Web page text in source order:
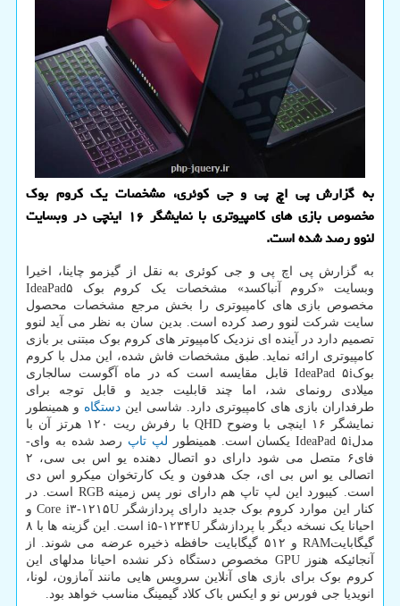
به گزارش پی اچ پی و جی کوئری، مشخصات یک کروم بوک
مخصوص بازی های کامپیوتری با نمایشگر ۱۶ اینچی در وبسایت
لنوو رصد شده است.
به گزارش پی اچ پی و جی کوئری به نقل از گیزمو چاینا، اخیرا
وبسایت «کروم آنباکسد» مشخصات یک کروم بوک IdeaPad۵
مخصوص بازی های کامپیوتری را بخش مرجع مشخصات محصول
سایت شرکت لنوو رصد کرده است. بدین سان به نظر می آید لنوو
تصمیم دارد در آینده ای نزدیک کامپیوتر های کروم بوک مبتنی بر بازی
کامپیوتری ارائه نماید. طبق مشخصات فاش شده، این مدل با کروم
بوکIdeaPad ۵i قابل مقایسه است که در ماه آگوست سالجاری
میلادی رونمای شد، اما چند قابلیت جدید و قابل توجه برای
طرفداران بازی های کامپیوتری دارد. شاسی این دستگاه و همینطور
نمایشگر ۱۶ اینچی با وضوح QHD با رفرش ریت ۱۲۰ هرتز آن با
مدلIdeaPad ۵i یکسان است. همینطور
لپ تاپ رصد شده به وای-
فای۶ متصل می شود دارای دو اتصال دهنده یو اس بی سی، ۲
اتصالی یو اس بی ای، جک هدفون و یک کارتخوان میکرو اس دی
است. کیبورد این لپ تاپ هم دارای نور پس زمینه RGB است. در
کنار این موارد کروم بوک جدید دارای پردازشگر Core i۳-۱۲۱۵U و
احیانا یک نسخه دیگر با پردازشگر i۵-۱۲۳۴U است. این گزینه ها با ۸
گیگابایتRAM و ۵۱۲ گیگابایت حافظه ذخیره عرضه می شوند. از
آنجائیکه هنوز GPU مخصوص دستگاه ذکر نشده احیانا مدلهای این
کروم بوک برای بازی های آنلاین سرویس هایی مانند آمازون، لونا،
انویدیا جی فورس نو و ایکس باک کلاد گیمینگ مناسب خواهد بود.